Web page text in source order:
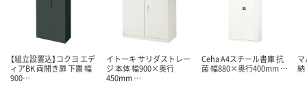
【組立設置込】コクヨ エデ
ィアBK 両開き扉 下置 幅
900…
イトーキ サリダストレー
ジ 本体 幅900×奥行
450mm …
Ceha A4スチール書庫 抗
菌 幅880×奥行400mm …